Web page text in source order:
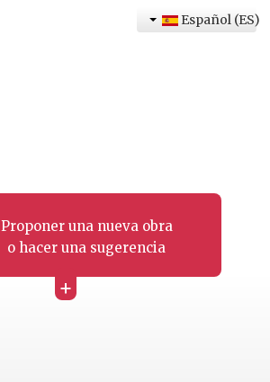
Proponer una nueva obra
o hacer una sugerencia
+
Español (ES)